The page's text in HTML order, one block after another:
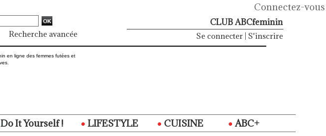
Connectez-vous
Recherche avancée
CLUB ABCfeminin
Se connecter S'inscrire
Do It Yourself ! LIFESTYLE CUISINE
ABC+